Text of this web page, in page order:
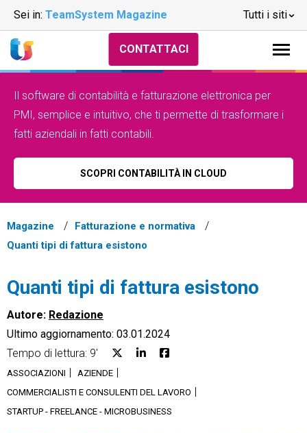
Sei in: TeamSystem Magazine Tutti i siti
CRM
CONTATTACI
Il software di contabilità e fatturazione elettronica per
PMI, semplice e intuitivo, che ti permette di trasformare i
fatti aziendali in fatti contabili.
SCOPRI CONTABILITÀ IN CLOUD
Magazine
Fatturazione e normativa
Quanti tipi di fattura esistono
Quanti tipi di fattura esistono
Autore: Redazione
Ultimo aggiornamento: 03.01.2024
Tempo di lettura: 9'
ASSOCIAZIONI
AZIENDE
COMMERCIALISTI E CONSULENTI DEL LAVORO
STARTUP - FREELANCE - MICROBUSINESS